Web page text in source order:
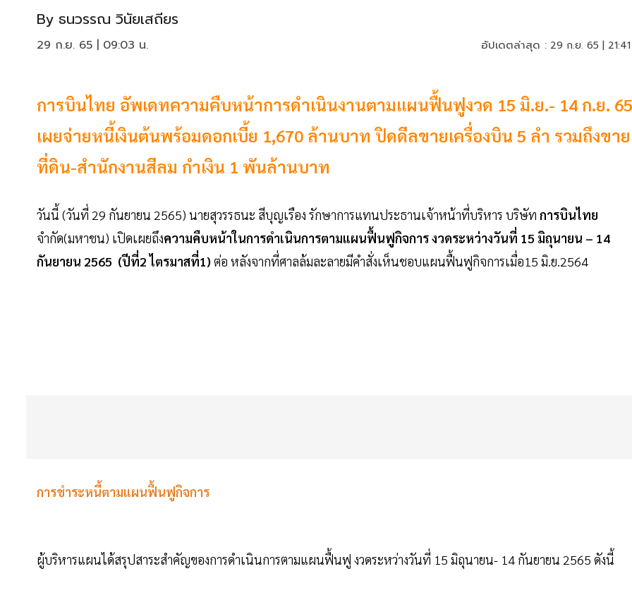
By ธนวรรณ วินัยเสถียร
29 ก.ย. 65 | 09:03 น. อัปเดตล่าสุด : 29 ก.ย. 65 |
การบินไทย อัพเดทความคืบหน้าการดำเนินงานตามแผนฟื้นฟูงวด 15 มิ.ย.- 14 ก.ย. 65
เผยจ่ายหนี้เงินต้นพร้อมดอกเบี้ย 1,670 ล้านบาท ปิดดีลขายเครื่องบิน 5 ลำ รวมถึงขาย
ที่ดิน-สำนักงานสีลม กำเงิน 1 พันล้านบาท
วันนี้ (วันที่ 29 กันยายน 2565) นายสุวรรธนะ สีบุญเรือง รักษาการแทนประธานเจ้าหน้าที่บริหาร บริษัท การบินไทย
จำกัด(มหาชน) เปิดเผยถึงความคืบหน้าในการดำเนินการตามแผนฟื้นฟูกิจการ งวดระหว่างวันที่ 15 มิถุนายน – 14
กันยายน 2565 (ปีที่2 ไตรมาสที่1) ต่อ หลังจากที่ศาลล้มละลายมีคำสั่งเห็นชอบแผนฟื้นฟูกิจการเมื่อ15 มิ.ย.2564
การชำระหนี้ตามแผนฟื้นฟูกิจการ
ผู้บริหารแผนได้สรุปสาระสำคัญของการดำเนินการตามแผนฟื้นฟู งวดระหว่างวันที่ 15 มิถุนายน- 14 กันยายน 2565 ดังนี้